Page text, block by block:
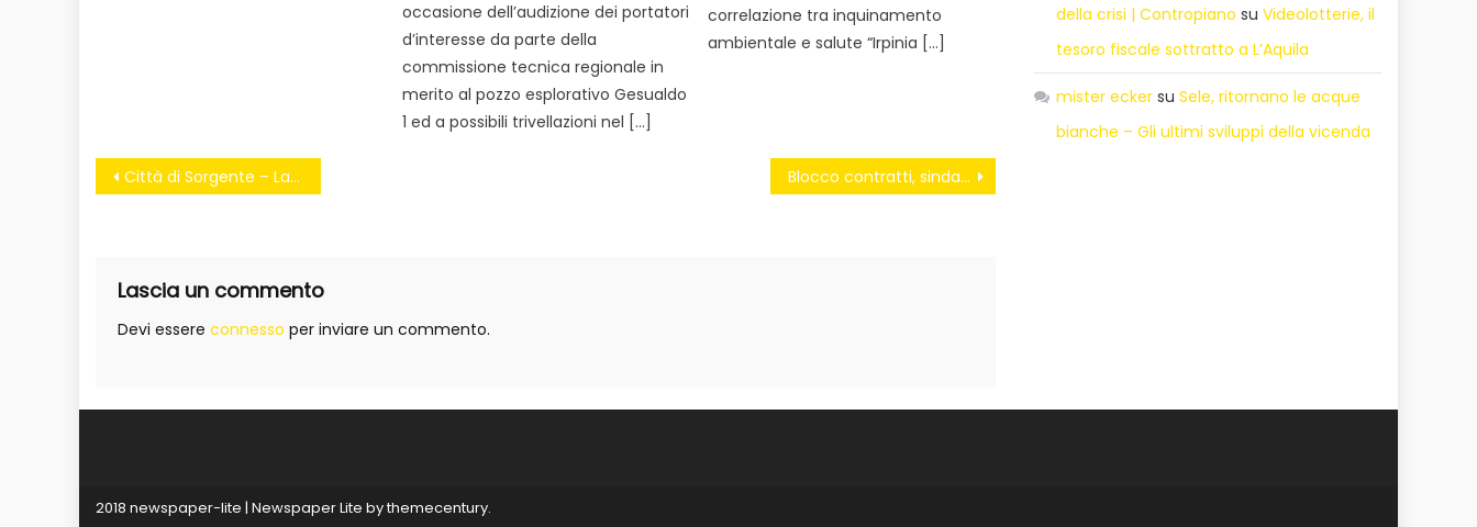
occasione dell’audizione dei portatori
d’interesse da parte della
commissione tecnica regionale in
merito al pozzo esplorativo Gesualdo
1 ed a possibili trivellazioni nel […]
correlazione tra inquinamento
ambientale e salute “Irpinia […]
Navigazione
Città di Sorgente – La Regione decreta un finanziamento di 3 milioni per il “Borgo delle sorgenti” Blocco contratti, sindacati forze dell’ordine: “Pronti a sciopero”. Renzi: “No ricatti”
Lascia un commento
Devi essere connesso per inviare un commento.
della crisi | Contropiano suVideolotterie, il
tesoro fiscale sottratto a L’Aquila
mister ecker suSele, ritornano le acque
bianche – Gli ultimi sviluppi della vicenda
2018 newspaper-lite | Newspaper Lite bythemecentury.